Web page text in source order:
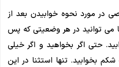
در مورد نحوه خوابیدن بعد از
می توانید در هر وضعیتی که پس
حتی اگر بخواهید و اگر خیلی
بخوابید. تنها استثنا در این